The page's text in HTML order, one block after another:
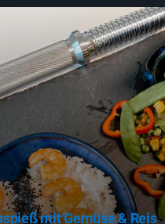
mit Gemüse & Reis